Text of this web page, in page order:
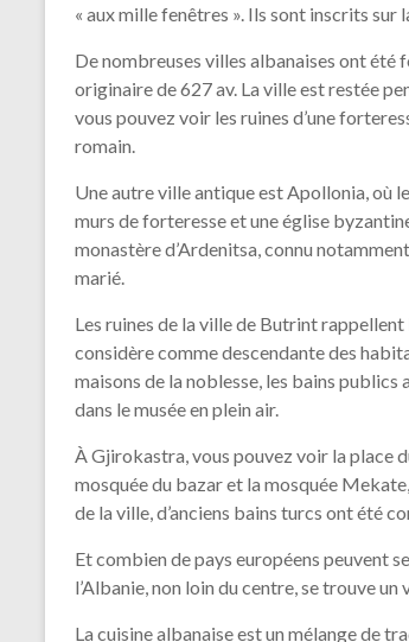
« aux mille fenêtres ». Ils sont inscrits
De nombreuses villes albanaises ont été
originaire de 627 av. La ville est restée
vous pouvez voir les ruines d’une
romain.
Une autre ville antique est Apollonia, où
murs de forteresse et une église
monastère d’Ardenitsa, connu
marié.
Les ruines de la ville de Butrint
considère comme descendante des
maisons de la noblesse, les bains
dans le musée en plein air.
À Gjirokastra, vous pouvez voir la place
mosquée du bazar et la mosquée
de la ville, d’anciens bains turcs ont été
Et combien de pays européens peuvent
l’Albanie, non loin du centre, se trouve
La cuisine albanaise est un mélange de